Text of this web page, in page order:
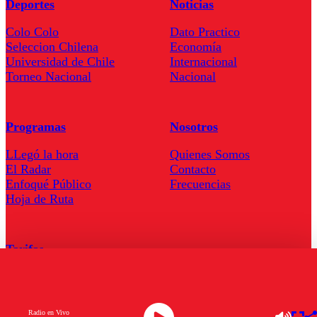
Radio en Vivo
Deportes
Colo Colo
Seleccion Chilena
Universidad de Chile
Torneo Nacional
Noticias
Dato Practico
Economía
Internacional
Nacional
Programas
LLegó la hora
El Radar
Enfoqué Público
Hoja de Ruta
Nosotros
Quienes Somos
Contacto
Frecuencias
Tarifas